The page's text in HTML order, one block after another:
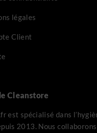
légales
Client
Cleanstore
est spécialisé dans
2013. Nous